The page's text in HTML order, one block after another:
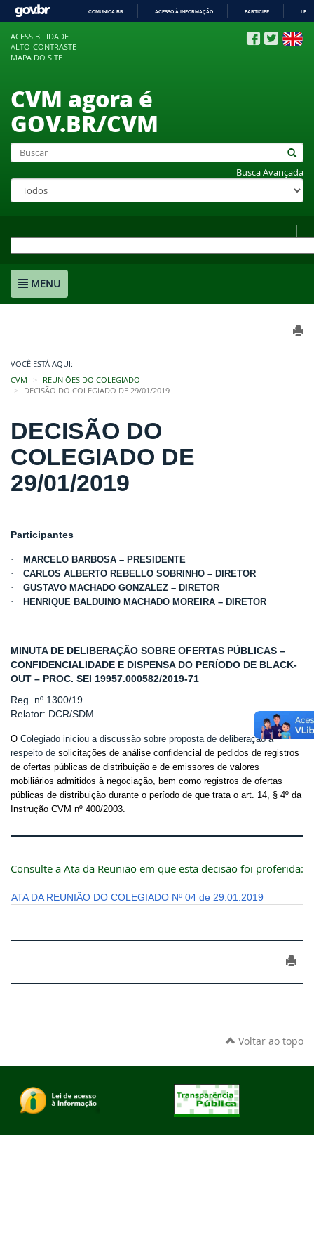
COMUNICA BR ACESSO À INFORMAÇÃO PARTICIPE
ACESSIBILIDADE
ALTO-CONTRASTE
MAPA DO SITE
CVM agora é
GOV.BR/CVM
Busca Avançada
MENU
VOCÊ ESTÁ AQUI:
CVM
REUNIÕES DO COLEGIADO
DECISÃO DO COLEGIADO DE 29/01/2019
DECISÃO DO
COLEGIADO DE
29/01/2019
Participantes
·
MARCELO BARBOSA – PRESIDENTE
·
CARLOS ALBERTO REBELLO SOBRINHO – DIRETOR
·
GUSTAVO MACHADO GONZALEZ – DIRETOR
·
HENRIQUE BALDUINO MACHADO MOREIRA – DIRETOR
MINUTA DE DELIBERAÇÃO SOBRE OFERTAS PÚBLICAS –
CONFIDENCIALIDADE E DISPENSA DO PERÍODO DE BLACK-
OUT – PROC. SEI 19957.000582/2019-71
Reg. nº 1300/19
Relator: DCR/SDM
O Colegiado iniciou a discussão sobre proposta de deliberação a
respeito de solicitações de análise confidencial de pedidos de registros
de ofertas públicas de distribuição e de emissores de valores
mobiliários admitidos à negociação, bem como registros de ofertas
públicas de distribuição durante o período de que trata o art. 14, § 4º da
Instrução CVM nº 400/2003.
Consulte a Ata da Reunião em que esta decisão foi proferida:
ATA DA REUNIÃO DO COLEGIADO Nº 04 de 29.01.2019
Voltar ao topo